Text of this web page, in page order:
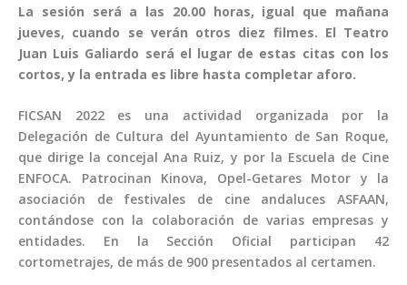
La sesión será a las 20.00 horas, igual que mañana
jueves, cuando se verán otros diez filmes. El Teatro
Juan Luis Galiardo será el lugar de estas citas con los
cortos, y la entrada es libre hasta completar aforo.
FICSAN 2022 es una actividad organizada por la
Delegación de Cultura del Ayuntamiento de San Roque,
que dirige la concejal Ana Ruiz, y por la Escuela de Cine
ENFOCA. Patrocinan Kinova, Opel-Getares Motor y la
asociación de festivales de cine andaluces ASFAAN,
contándose con la colaboración de varias empresas y
entidades. En la Sección Oficial participan 42
cortometrajes, de más de 900 presentados al certamen.